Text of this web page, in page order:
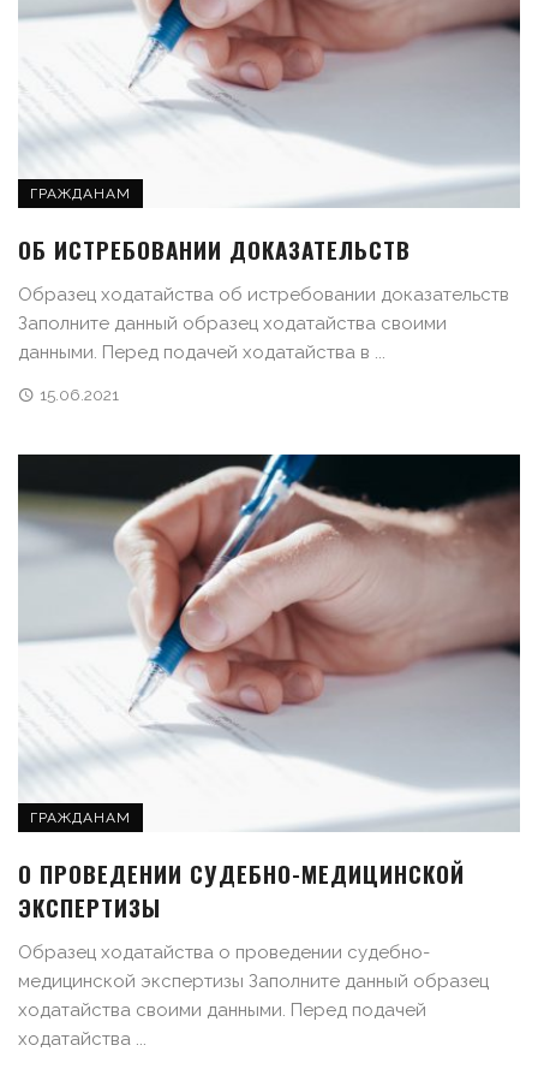
ГРАЖДАНАМ
ОБ ИСТРЕБОВАНИИ ДОКАЗАТЕЛЬСТВ
Образец ходатайства об истребовании доказательств
Заполните данный образец ходатайства своими
данными. Перед подачей ходатайства в ...
15.06.2021
ГРАЖДАНАМ
О ПРОВЕДЕНИИ СУДЕБНО-МЕДИЦИНСКОЙ
ЭКСПЕРТИЗЫ
Образец ходатайства о проведении судебно-
медицинской экспертизы Заполните данный образец
ходатайства своими данными. Перед подачей
ходатайства ...